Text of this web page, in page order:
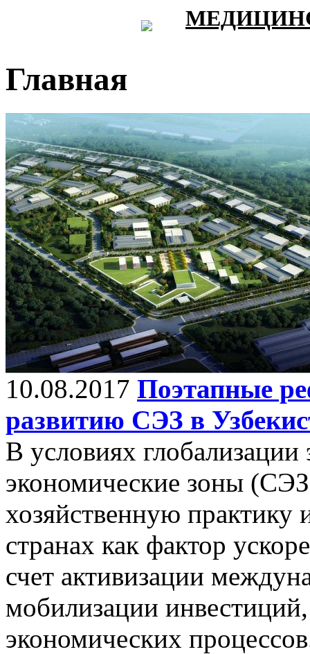
Главная
10.08.2017 Поэтапные
развитию СЭЗ в
В условиях
экономические зоны
хозяйственную практику
странах как фактор
счет активизации
мобилизации
эко­номических